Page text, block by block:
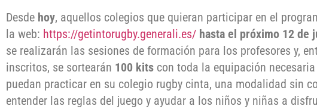
Desde hoy, aquellos colegios que quieran participar en el
la web: https://getintorugby.generali.es/ hasta el próximo 12 de
se realizarán las sesiones de formación para los profesores y,
inscritos, se sortearán 100 kits con toda la equipación
puedan practicar en su colegio rugby cinta, una modalidad sin
entender las reglas del juego y ayudar a los niños y niñas a